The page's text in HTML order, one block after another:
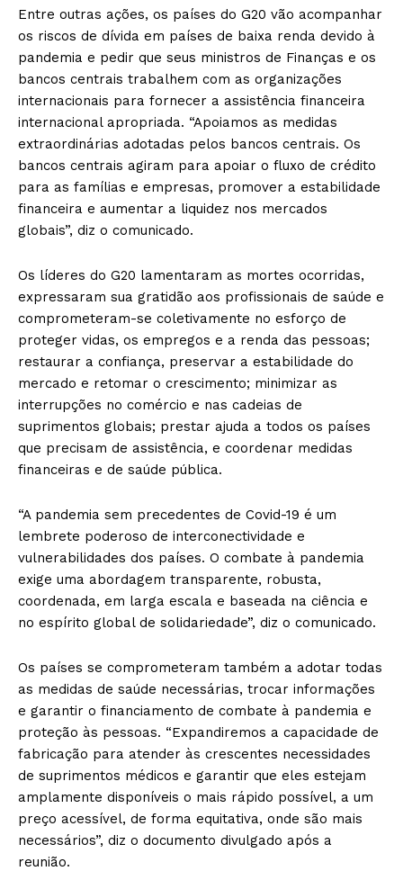
Entre outras ações, os países do G20 vão acompanhar
os riscos de dívida em países de baixa renda devido à
pandemia e pedir que seus ministros de Finanças e os
bancos centrais trabalhem com as organizações
internacionais para fornecer a assistência financeira
internacional apropriada. “Apoiamos as medidas
extraordinárias adotadas pelos bancos centrais. Os
bancos centrais agiram para apoiar o fluxo de crédito
para as famílias e empresas, promover a estabilidade
financeira e aumentar a liquidez nos mercados
globais”, diz o comunicado.
Os líderes do G20 lamentaram as mortes ocorridas,
expressaram sua gratidão aos profissionais de saúde e
comprometeram-se coletivamente no esforço de
proteger vidas, os empregos e a renda das pessoas;
restaurar a confiança, preservar a estabilidade do
mercado e retomar o crescimento; minimizar as
interrupções no comércio e nas cadeias de
suprimentos globais; prestar ajuda a todos os países
que precisam de assistência, e coordenar medidas
financeiras e de saúde pública.
“A pandemia sem precedentes de Covid-19 é um
lembrete poderoso de interconectividade e
vulnerabilidades dos países. O combate à pandemia
exige uma abordagem transparente, robusta,
coordenada, em larga escala e baseada na ciência e
no espírito global de solidariedade”, diz o comunicado.
Os países se comprometeram também a adotar todas
as medidas de saúde necessárias, trocar informações
e garantir o financiamento de combate à pandemia e
proteção às pessoas. “Expandiremos a capacidade de
fabricação para atender às crescentes necessidades
de suprimentos médicos e garantir que eles estejam
amplamente disponíveis o mais rápido possível, a um
preço acessível, de forma equitativa, onde são mais
necessários”, diz o documento divulgado após a
reunião.